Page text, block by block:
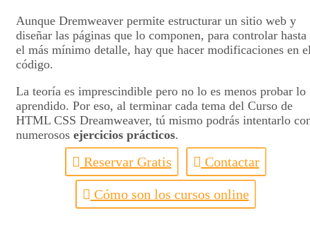
Aunque Dremweaver permite estructurar un sitio web y
diseñar las páginas que lo componen, para controlar hasta
el más mínimo detalle, hay que hacer modificaciones en
código.
La teoría es imprescindible pero no lo es menos probar lo
aprendido. Por eso, al terminar cada tema del Curso de
HTML CSS Dreamweaver, tú mismo podrás intentarlo
numerosos ejercicios prácticos.
Reservar Gratis Contactar
Cómo son los cursos online